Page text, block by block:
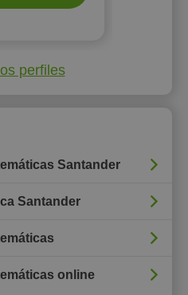
perfiles
Santander
Santander
online